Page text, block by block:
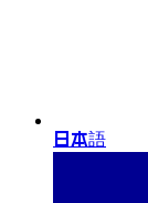
日本語